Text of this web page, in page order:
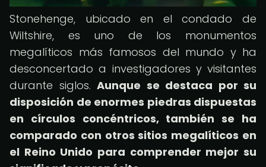
Stonehenge, ubicado en el condado de
Wiltshire, es uno de los monumentos
megalíticos más famosos del mundo y ha
desconcertado a investigadores y visitantes
durante siglos. Aunque se destaca por su
disposición de enormes piedras dispuestas
en círculos concéntricos, también se ha
comparado con otros sitios megalíticos en
el Reino Unido para comprender mejor su